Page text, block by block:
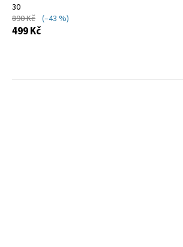
30
890 Kč (–43 %)
499 Kč